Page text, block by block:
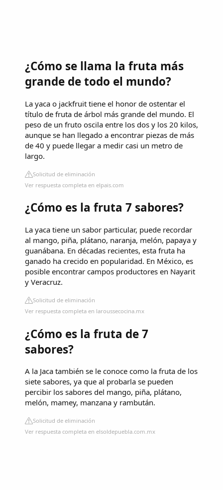
¿Cómo se llama la fruta más
grande de todo el mundo?
La yaca o jackfruit tiene el honor de ostentar el
título de fruta de árbol más grande del mundo. El
peso de un fruto oscila entre los dos y los 20 kilos,
aunque se han llegado a encontrar piezas de más
de 40 y puede llegar a medir casi un metro de
largo.
Solicitud de eliminación
Ver respuesta completa en elpais.com
¿Cómo es la fruta 7 sabores?
La yaca tiene un sabor particular, puede recordar
al mango, piña, plátano, naranja, melón, papaya y
guanábana. En décadas recientes, esta fruta ha
ganado ha crecido en popularidad. En México, es
posible encontrar campos productores en Nayarit
y Veracruz.
Solicitud de eliminación
Ver respuesta completa en laroussecocina.mx
¿Cómo es la fruta de 7
sabores?
A la Jaca también se le conoce como la fruta de los
siete sabores, ya que al probarla se pueden
percibir los sabores del mango, piña, plátano,
melón, mamey, manzana y rambután.
Solicitud de eliminación
Ver respuesta completa en elsoldepuebla.com.mx